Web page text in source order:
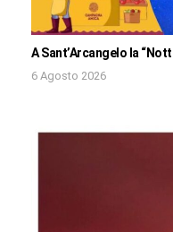
A Sant’Arcangelo la
6 Agosto 2026